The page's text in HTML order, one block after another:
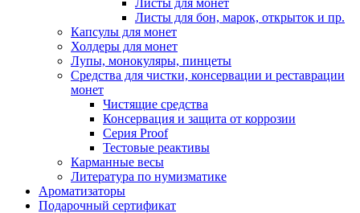
Листы для бон, марок, открыток и пр.
Капсулы для монет
Холдеры для монет
Лупы, монокуляры, пинцеты
Средства для чистки, консервации и реставрации
монет
Чистящие средства
Консервация и защита от коррозии
Серия Proof
Тестовые реактивы
Карманные весы
Литература по нумизматике
Ароматизаторы
Подарочный сертификат